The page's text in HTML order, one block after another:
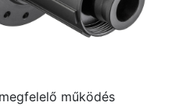
működés